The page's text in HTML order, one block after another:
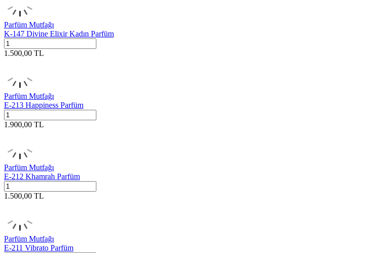
Parfüm Mutfağı
K-147 Divine Elixir Kadın Parfüm
1.500,00 TL
Parfüm Mutfağı
E-213 Happiness Parfüm
1.900,00 TL
Parfüm Mutfağı
E-212 Khamrah Parfüm
1.500,00 TL
Parfüm Mutfağı
E-211 Vibrato Parfüm